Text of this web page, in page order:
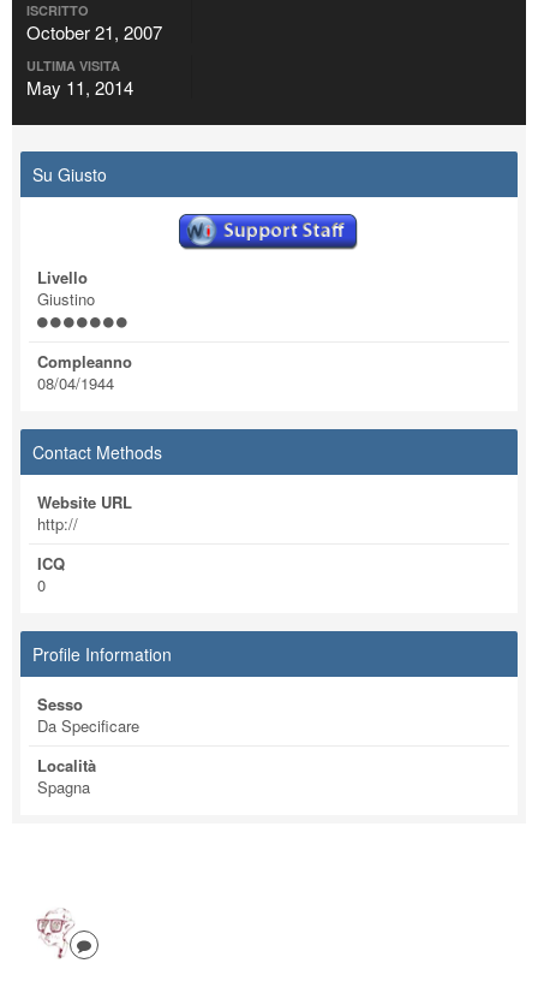
ISCRITTO
October 21, 2007
ULTIMA VISITA
May 11, 2014
Su Giusto
Livello
Giustino
Compleanno
08/04/1944
Contact Methods
Website URL
http://
ICQ
0
Profile Information
Sesso
Da Specificare
Località
Spagna